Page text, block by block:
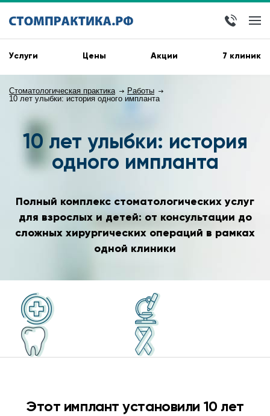
Услуги Цены Акции 7 клиник
Стоматологическая практика
Работы
10 лет улыбки: история одного импланта
10 лет улыбки: история
одного импланта
Полный комплекс стоматологических услуг
для взрослых и детей: от консультации до
сложных хирургических операций в рамках
одной клиники
Этот имплант установили 10 лет